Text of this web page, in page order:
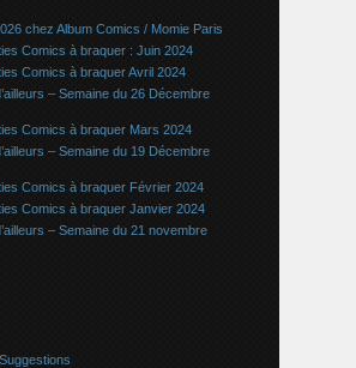
chez Album Comics / Momie Paris
Comics à braquer : Juin 2024
Comics à braquer Avril 2024
– Semaine du 26 Décembre
Comics à braquer Mars 2024
– Semaine du 19 Décembre
Comics à braquer Février 2024
Comics à braquer Janvier 2024
– Semaine du 21 novembre